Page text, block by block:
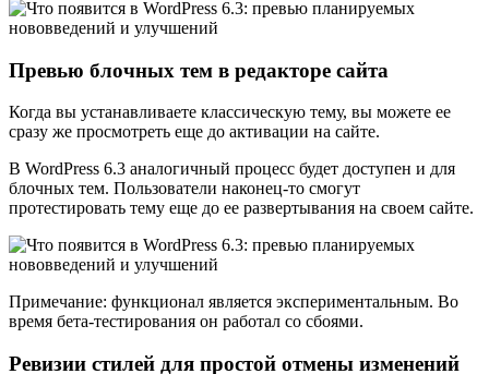
Превью блочных тем в редакторе сайта
Когда вы устанавливаете классическую тему, вы можете ее
сразу же просмотреть еще до активации на сайте.
В WordPress 6.3 аналогичный процесс будет доступен и для
блочных тем. Пользователи наконец-то смогут
протестировать тему еще до ее развертывания на своем сайте.
Примечание: функционал является экспериментальным. Во
время бета-тестирования он работал со сбоями.
Ревизии стилей для простой отмены изменений